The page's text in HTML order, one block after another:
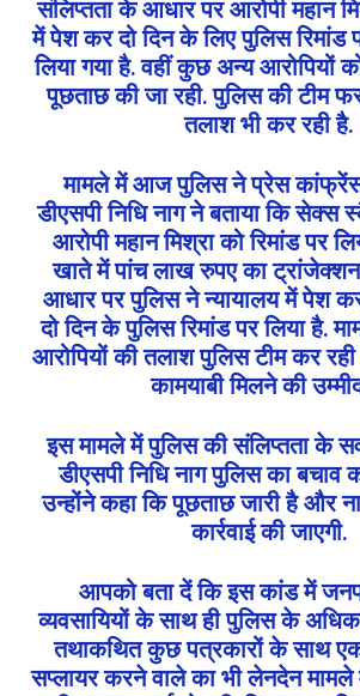
संलिप्तता के आधार पर आरोपी महान
में पेश कर दो दिन के लिए पुलिस
लिया गया है. वहीं कुछ अन्य आरोपियों
पूछताछ की जा रही. पुलिस की टीम
तलाश भी कर रही है.
मामले में आज पुलिस ने प्रेस
डीएसपी निधि नाग ने बताया कि
आरोपी महान मिश्रा को रिमांड पर
खाते में पांच लाख रुपए का
आधार पर पुलिस ने न्यायालय में पेश
दो दिन के पुलिस रिमांड पर लिया है.
आरोपियों की तलाश पुलिस टीम कर
कामयाबी मिलने की
इस मामले में पुलिस की संलिप्तता के
डीएसपी निधि नाग पुलिस का
उन्होंने कहा कि पूछताछ जारी है और
कार्रवाई की जाएगी.
आपको बता दें कि इस कांड में
व्यवसायियों के साथ ही पुलिस के
तथाकथित कुछ पत्रकारों के साथ
सप्लायर करने वाले का भी लेनदेन मामले